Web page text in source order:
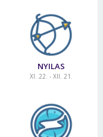
NYILAS
XI. 22. - XII. 21.